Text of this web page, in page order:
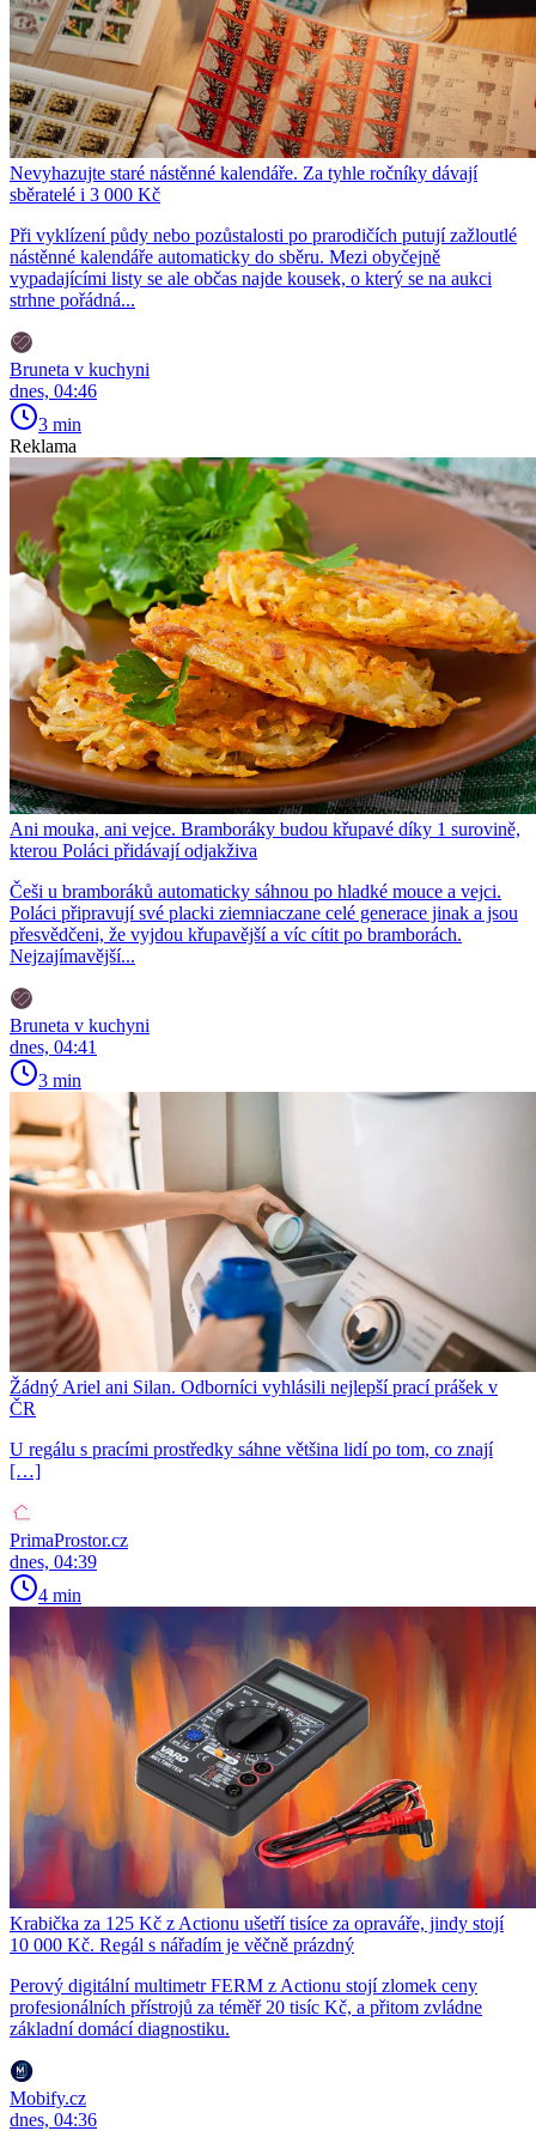
Nevyhazujte staré nástěnné kalendáře. Za tyhle ročníky dávají
sběratelé i 3 000 Kč
Při vyklízení půdy nebo pozůstalosti po prarodičích putují zažloutlé
nástěnné kalendáře automaticky do sběru. Mezi obyčejně
vypadajícími listy se ale občas najde kousek, o který se na aukci
strhne pořádná...
Bruneta v kuchyni
dnes, 04:46
3 min
Reklama
Ani mouka, ani vejce. Bramboráky budou křupavé díky 1 surovině,
kterou Poláci přidávají odjakživa
Češi u bramboráků automaticky sáhnou po hladké mouce a vejci.
Poláci připravují své placki ziemniaczane celé generace jinak a jsou
přesvědčeni, že vyjdou křupavější a víc cítit po bramborách.
Nejzajímavější...
Bruneta v kuchyni
dnes, 04:41
3 min
Žádný Ariel ani Silan. Odborníci vyhlásili nejlepší prací prášek v
ČR
U regálu s pracími prostředky sáhne většina lidí po tom, co znají
[…]
PrimaProstor.cz
dnes, 04:39
4 min
Krabička za 125 Kč z Actionu ušetří tisíce za opraváře, jindy stojí
10 000 Kč. Regál s nářadím je věčně prázdný
Perový digitální multimetr FERM z Actionu stojí zlomek ceny
profesionálních přístrojů za téměř 20 tisíc Kč, a přitom zvládne
základní domácí diagnostiku.
Mobify.cz
dnes, 04:36